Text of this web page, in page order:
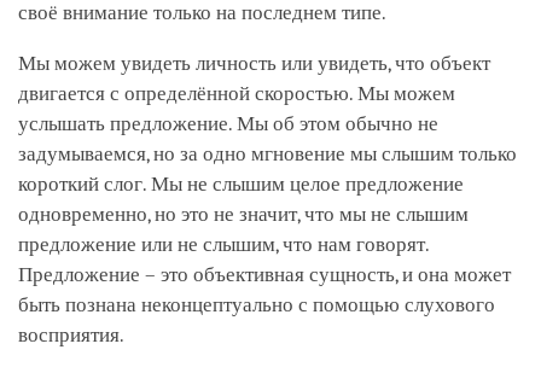
своё внимание только на последнем типе.
Мы можем увидеть личность или увидеть, что объект
двигается с определённой скоростью. Мы можем
услышать предложение. Мы об этом обычно не
задумываемся, но за одно мгновение мы слышим только
короткий слог. Мы не слышим целое предложение
одновременно, но это не значит, что мы не слышим
предложение или не слышим, что нам говорят.
Предложение – это объективная сущность, и она может
быть познана неконцептуально с помощью слухового
восприятия.